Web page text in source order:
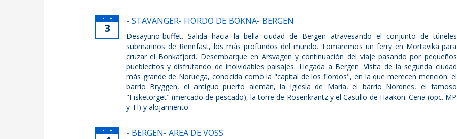
3
- STAVANGER- FIORDO DE BOKNA- BERGEN
Desayuno-buffet. Salida hacia la bella ciudad de Bergen atravesando el conjunto de túneles
submarinos de Rennfast, los más profundos del mundo. Tomaremos un ferry en Mortavika para
cruzar el Bonkafjord. Desembarque en Arsvagen y continuación del viaje pasando por pequeños
pueblecitos y disfrutando de inolvidables paisajes. Llegada a Bergen. Visita de la segunda ciudad
más grande de Noruega, conocida como la "capital de los fiordos", en la que merecen mención: el
barrio Bryggen, el antiguo puerto alemán, la Iglesia de María, el barrio Nordnes, el famoso
"Fisketorget" (mercado de pescado), la torre de Rosenkrantz y el Castillo de Haakon. Cena (opc. MP
y TI) y alojamiento.
- BERGEN- AREA DE VOSS